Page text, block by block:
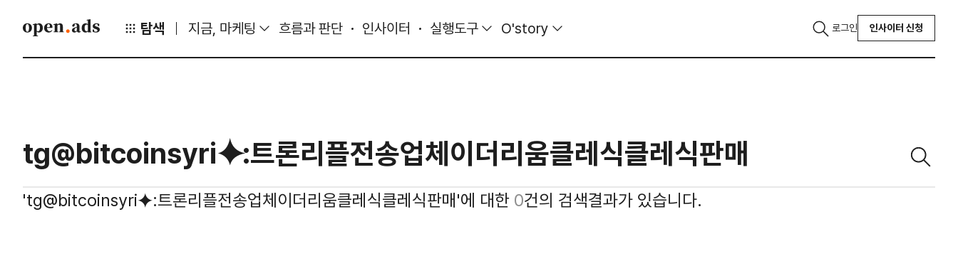
탐색 지금, 마케팅 흐름과 판단 인사이터 실행도구 O'story 로그인 인사이터 신청
'tg@bitcoinsyri⯌:트론리플전송업체이더리움클레식클레식판매'에 대한 0건의 검색결과가 있습니다.